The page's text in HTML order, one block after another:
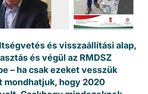
és visszaállítási alap,
és végül az RMDSZ
– ha csak ezeket vesszük
mondhatjuk, hogy 2020